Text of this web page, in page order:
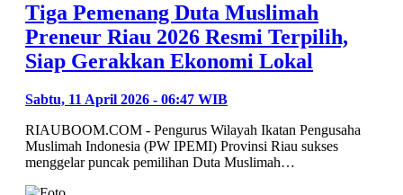
Tiga Pemenang Duta Muslimah
Preneur Riau 2026 Resmi Terpilih,
Siap Gerakkan Ekonomi Lokal
Sabtu, 11 April 2026 - 06:47 WIB
RIAUBOOM.COM - Pengurus Wilayah Ikatan Pengusaha
Muslimah Indonesia (PW IPEMI) Provinsi Riau sukses
menggelar puncak pemilihan Duta Muslimah…